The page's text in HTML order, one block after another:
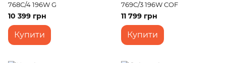
768C/4 196W G
10 399 грн
Купити
769C/3 196W COF
11 799 грн
Купити